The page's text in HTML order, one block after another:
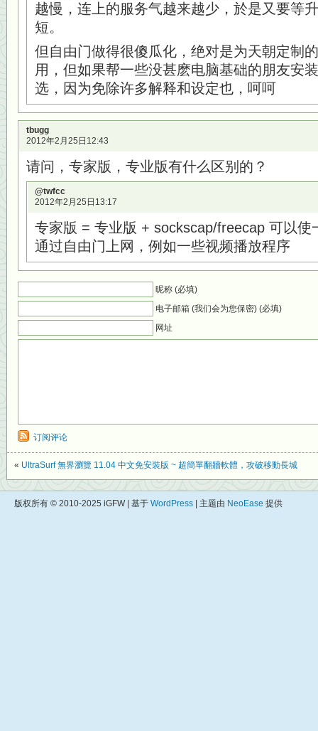
越慢，连上的服务气越来越少，於是又要等
短。
但自由门做得很傻瓜化，绝对是为天朝定制
用，但如果帮一些没甚麽电脑基础的朋友安
选，因为免除许多解释和设定也，呵呵
tbugg
2012年2月25日12:43
请问，专家版，专业版有什么区别的？
@twfcc
2012年2月25日13:17
专家版 = 专业版 + sockscap/freecap 可以使
通过自由门上网，例如一些视频播放程序
昵称 (必填)
电子邮箱 (我们会为您保密) (必填)
网址
订阅评论
« UltraSurf 無界瀏覽 11.04 中文免安裝版 ~ 超簡單翻牆軟體，攻破移動長城
版权所有 © 2010-2025 iGFW | 基于 WordPress | 主题由 NeoEase 提供